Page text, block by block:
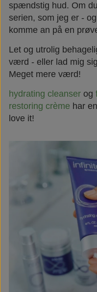
spændstig hud. Om
serien, som jeg er -
komme an på en
Let og utrolig
værd - eller lad mig
Meget mere værd!
hydrating cleanser og
restoring crème har
love it!